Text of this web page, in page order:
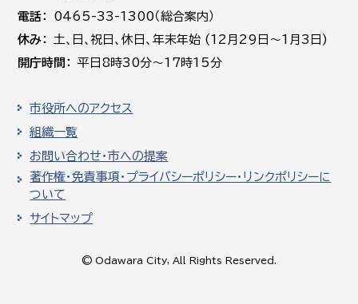
電話
0465-33-1300（総合案内）
休み
土､日､祝日、休日、年末年始 (12月29日～1月3日)
開庁時間
平日8時30分～17時15分
市役所へのアクセス
組織一覧
お問い合わせ・市への提案
著作権・免責事項・プライバシーポリシー・リンクポリシーに
ついて
サイトマップ
© Odawara City, All Rights Reserved.